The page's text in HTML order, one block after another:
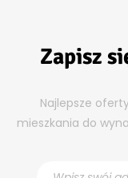
Zapisz
Najlepsze
mieszkania do